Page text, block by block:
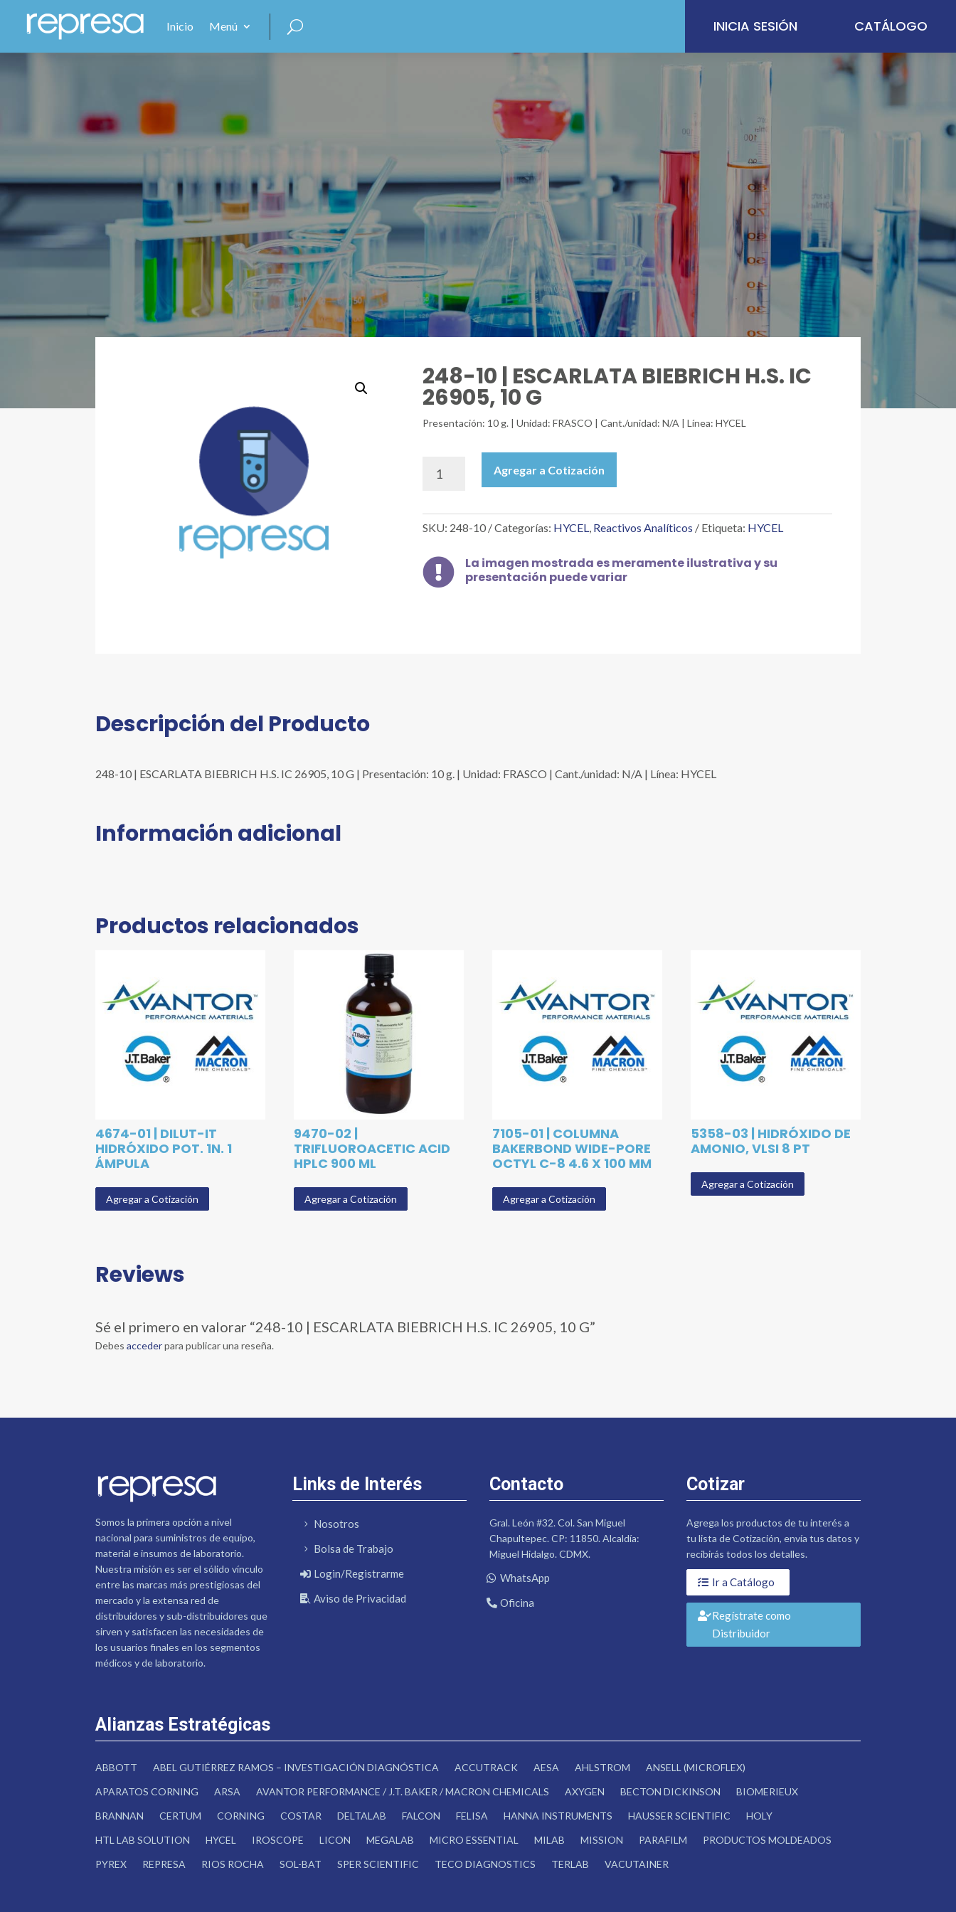
Inicio Menú INICIA SESIÓN CATÁLOGO
248-10 | ESCARLATA BIEBRICH H.S. IC
26905, 10 G
Presentación: 10 g. | Unidad: FRASCO | Cant./unidad: N/A | Línea: HYCEL
ESCARLATA
BIEBRICH
IC
26905,
Agregar a Cotización
SKU: 248-10 Categorías: HYCEL, Reactivos Analíticos Etiqueta: HYCEL

La imagen mostrada es meramente ilustrativa y su
presentación puede variar
Descripción del Producto
248-10 | ESCARLATA BIEBRICH H.S. IC 26905, 10 G | Presentación: 10 g. | Unidad: FRASCO | Cant./unidad: N/A | Línea: HYCEL
Información adicional
Productos relacionados
4674-01 | DILUT-IT
HIDRÓXIDO POT. 1N. 1
ÁMPULA
Agregar a Cotización
9470-02 |
TRIFLUOROACETIC ACID
HPLC 900 ML
Agregar a Cotización
7105-01 | COLUMNA
BAKERBOND WIDE-PORE
OCTYL C-8 4.6 X 100 MM
Agregar a Cotización
5358-03 | HIDRÓXIDO DE
AMONIO, VLSI 8 PT
Agregar a Cotización
Reviews
Sé el primero en valorar “248-10 | ESCARLATA BIEBRICH H.S. IC 26905, 10 G”
Debesaccederpara publicar una reseña.
Somos la primera opción a nivel
nacional para suministros de equipo,
material e insumos de laboratorio.
Nuestra misión es ser el sólido vínculo
entre las marcas más prestigiosas del
mercado y la extensa red de
distribuidores y sub-distribuidores que
sirven y satisfacen las necesidades de
los usuarios finales en los segmentos
médicos y de laboratorio.
Links de Interés
Nosotros
Bolsa de Trabajo
Login/Registrarme
Aviso de Privacidad
Contacto
Gral. León #32. Col. San Miguel
Chapultepec. CP: 11850. Alcaldía:
Miguel Hidalgo. CDMX.
WhatsApp
Oficina
Cotizar
Agrega los productos de tu interés a
tu lista de Cotización, envía tus datos y
recibirás todos los detalles.
Ir a Catálogo
Regístrate como
Distribuidor
Alianzas Estratégicas
ABBOTT ABEL GUTIÉRREZ RAMOS – INVESTIGACIÓN DIAGNÓSTICA ACCUTRACK AESA AHLSTROM
ANSELL (MICROFLEX)
APARATOS CORNING
ARSA AVANTOR PERFORMANCE / J.T. BAKER / MACRON CHEMICALS AXYGEN BECTON DICKINSON
BIOMERIEUX
BRANNAN
CERTUM CORNING COSTAR DELTALAB FALCON FELISA HANNA INSTRUMENTS HAUSSER SCIENTIFIC
HOLY
HTL LAB SOLUTION
HYCEL IROSCOPE LICON MEGALAB MICRO ESSENTIAL MILAB MISSION PARAFILM
PRODUCTOS MOLDEADOS
PYREX
REPRESA RIOS ROCHA SOL-BAT SPER SCIENTIFIC TECO DIAGNOSTICS TERLAB VACUTAINER